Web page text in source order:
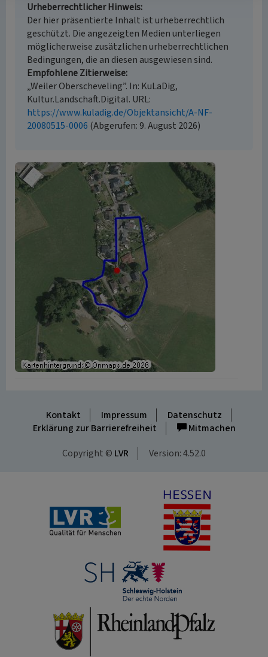
Urheberrechtlicher Hinweis
Der hier präsentierte Inhalt ist urheberrechtlich
geschützt. Die angezeigten Medien unterliegen
möglicherweise zusätzlichen urheberrechtlichen
Bedingungen, die an diesen ausgewiesen sind.
Empfohlene Zitierweise
„Weiler Oberscheveling”. In: KuLaDig,
Kultur.Landschaft.Digital. URL:
https://www.kuladig.de/Objektansicht/A-NF-
20080515-0006 (Abgerufen: 9. August 2026)
Kontakt Impressum
Datenschutz
Erklärung zur Barrierefreiheit
Mitmachen
Copyright © LVR Version: 4.52.0